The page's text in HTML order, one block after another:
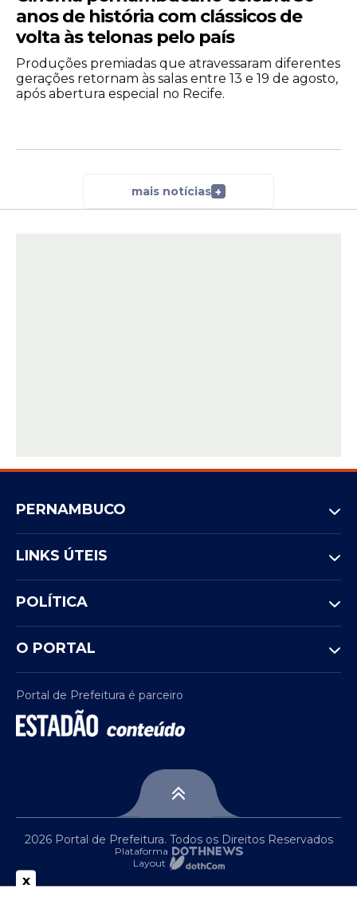
anos de história com clássicos de
volta às telonas pelo país
Produções premiadas que atravessaram diferentes
gerações retornam às salas entre 13 e 19 de agosto,
após abertura especial no Recife.
mais notícias +
PERNAMBUCO
LINKS ÚTEIS
POLÍTICA
O PORTAL
Portal de Prefeitura é parceiro
2026 Portal de Prefeitura. Todos os Direitos Reservados
Plataforma
Layout
x